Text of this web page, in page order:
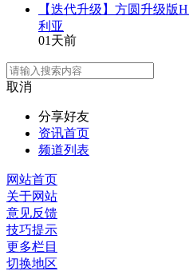
【迭代升级】方圆升级版
利亚
01天前
取消
分享好友
资讯首页
频道列表
网站首页
关于网站
意见反馈
技巧提示
更多栏目
切换地区